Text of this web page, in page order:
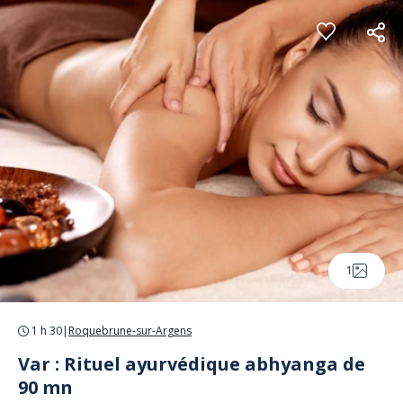
Panneau de gestion des cookies
1
1 h 30| Roquebrune-sur-Argens
Var : Rituel ayurvédique abhyanga de
90 mn